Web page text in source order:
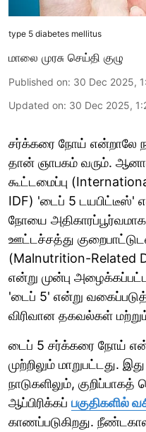
type 5 diabetes mellitus
மாலை முரசு செய்தி குழு
Published on: 30 Dec 2025,
Updated on: 30 Dec 2025,
சர்க்கரை நோய் என்றாலே
தான் ஞாபகம் வரும்.
கூட்டமைப்பு
IDF) 'டைப் 5 டயபிட்டீஸ்'
நோயை
ஊட்டச்சத்து
(Malnutrition-Related
என்று முன்பு
'டைப் 5' என்று
விரிவான தகவல்கள்
டைப் 5 சர்க்கரை நோய்
முற்றிலும் மாறுபட்டது.
நாடுகளிலும்,
ஆப்பிரிக்கப் பகுதிகளில்
காணப்படுகிறது.